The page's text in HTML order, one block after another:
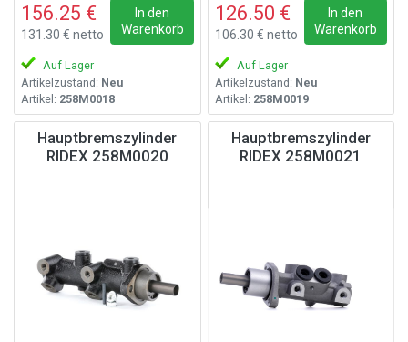
156.25 €
131.30 € netto
In den
Warenkorb
Auf Lager
Artikelzustand: Neu
Artikel: 258M0018
126.50 €
106.30 € netto
In den
Warenkorb
Auf Lager
Artikelzustand: Neu
Artikel: 258M0019
Hauptbremszylinder
RIDEX 258M0020
Hauptbremszylinder
RIDEX 258M0021